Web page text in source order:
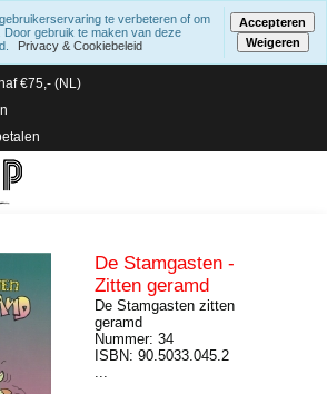
3 werkdagen
€75,- (NL)
De Stamgasten -
Zitten geramd
De Stamgasten zitten
geramd
Nummer: 34
ISBN: 90.5033.045.2
...
te verbeteren of om
gebruik te maken van deze
Privacy & Cookiebeleid
Accepteren
Weigeren